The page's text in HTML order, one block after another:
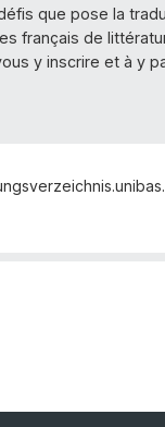
que pose la
français de
y inscrire et à y